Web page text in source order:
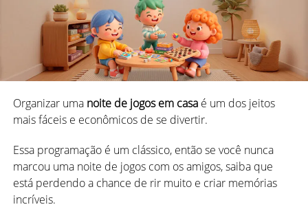
Agora vamos ao passo a passo básico sobre comojogar
dominó
Numa partida informal, você pode jogar de diversas
formas, mas as mais comuns são:
2 jogadores (individual)
4 jogadores (em duplas)
Aversão em duplas é especialmente popular, pois deixa
tudo mais divertido e emocionante, sendo que você e seu
mas é certo que uma boa preparação te faz evoluir muito
mais rápido.
Se você quer descobrir como jogar melhorjogos de
cartas, tabuleiro ou qualquer outro jogo de estratégia,
existem formas de acelerar seu aprendizado.
Veja algumas estratégias simples, mas muito eficazes,
suas chances de vitória.
Organizar uma noite de jogos em casa é um dos jeitos
mais fáceis e econômicos de se divertir.
Essa programação é um clássico, então se você nunca
marcou uma noite de jogos com os amigos, saiba que
está perdendo a chance de rir muito e criar memórias
incríveis.